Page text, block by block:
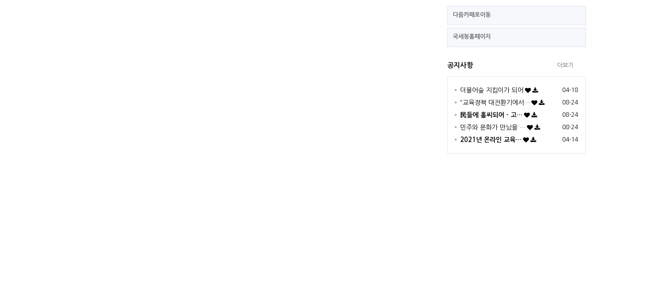
다음카페로이동
국세청홈페이지
공지사항
더불어숲 지킴이가 되어 04-18
“교육정책 대전환기에서… 08-24
民들에 홀씨되어 - 고… 08-24
민주와 문화가 만났을 … 08-24
2021년 온라인 교육… 04-14
더보기